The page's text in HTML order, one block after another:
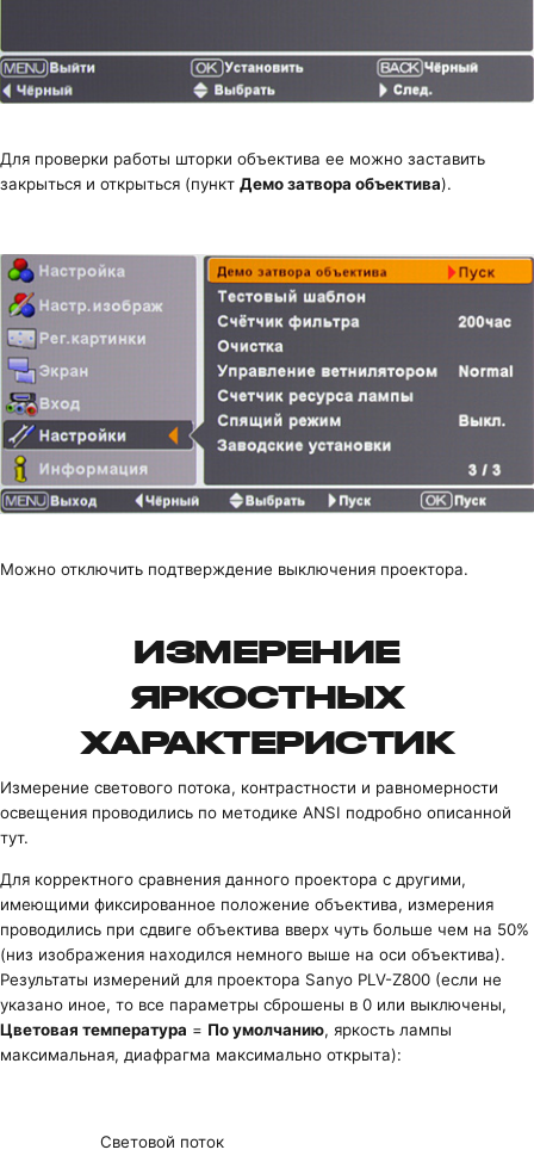
Для проверки работы шторки объектива ее можно заставить
закрыться и открыться (пункт Демо затвора объектива).
Можно отключить подтверждение выключения проектора.
ИЗМЕРЕНИЕ
ЯРКОСТНЫХ
ХАРАКТЕРИСТИК
Измерение светового потока, контрастности и равномерности
освещения проводились по методике ANSI подробно описанной
тут.
Для корректного сравнения данного проектора с другими,
имеющими фиксированное положение объектива, измерения
проводились при сдвиге объектива вверх чуть больше чем на 50%
(низ изображения находился немного выше на оси объектива).
Результаты измерений для проектора Sanyo PLV-Z800 (если не
указано иное, то все параметры сброшены в 0 или выключены,
Цветовая температура = По умолчанию, яркость лампы
максимальная, диафрагма максимально открыта):
Световой поток